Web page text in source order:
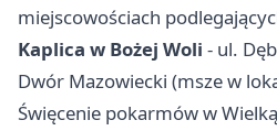
miejscowościach
Kaplica w Bożej Woli - ul.
Dwór Mazowiecki (msze w
Święcenie pokarmów w